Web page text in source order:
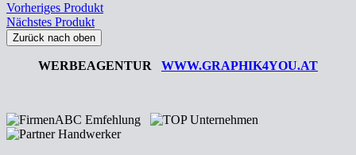
Vorheriges Produkt
Nächstes Produkt
Zurück nach oben
WERBEAGENTUR WWW.GRAPHIK4YOU.AT